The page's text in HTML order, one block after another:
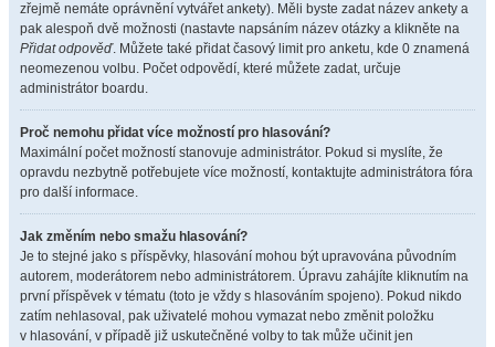
zřejmě nemáte oprávnění vytvářet ankety). Měli byste zadat název ankety a
pak alespoň dvě možnosti (nastavte napsáním název otázky a klikněte na
Přidat odpověď. Můžete také přidat časový limit pro anketu, kde 0 znamená
neomezenou volbu. Počet odpovědí, které můžete zadat, určuje
administrátor boardu.
Proč nemohu přidat více možností pro hlasování?
Maximální počet možností stanovuje administrátor. Pokud si myslíte, že
opravdu nezbytně potřebujete více možností, kontaktujte administrátora fóra
pro další informace.
Jak změním nebo smažu hlasování?
Je to stejné jako s příspěvky, hlasování mohou být upravována původním
autorem, moderátorem nebo administrátorem. Úpravu zahájíte kliknutím na
první příspěvek v tématu (toto je vždy s hlasováním spojeno). Pokud nikdo
zatím nehlasoval, pak uživatelé mohou vymazat nebo změnit položku
v hlasování, v případě již uskutečněné volby to tak může učinit jen